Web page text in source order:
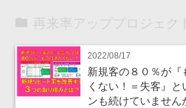
再来率アッププロジェク
2022/08/17
新規客の８０％が『
くない！＝失客』
ンも続けていませ